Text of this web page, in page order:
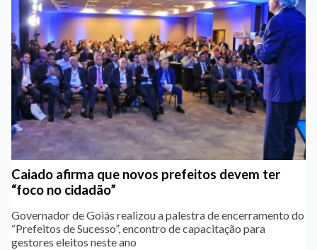
Caiado afirma que novos prefeitos devem ter
“foco no cidadão”
Governador de Goiás realizou a palestra de encerramento do
“Prefeitos de Sucesso”, encontro de capacitação para
gestores eleitos neste ano